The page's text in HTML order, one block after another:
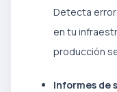
Detecta
en tu
producción
Informes de